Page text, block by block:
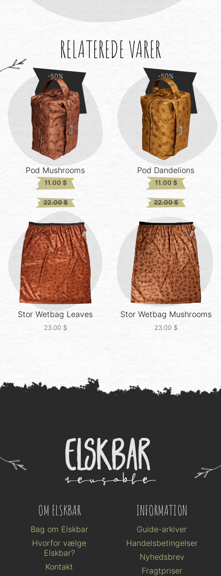
RELATEREDE VARER
-50%
Pod Mushrooms
Original
was:
22.00 $.
22.00$
is:
22.00 $.
11.00 $
-50%
Pod Dandelions
Original
was:
22.00 $.
22.00$
is:
22.00 $.
11.00 $
Stor Wetbag Leaves
23.00 $
Stor Wetbag Mushrooms
23.00 $
OM ELSKBAR
Bag om Elskbar
Hvorfor vælge
Elskbar?
Kontakt
INFORMATION
Guide-arkiver
Handelsbetingelser
Nyhedsbrev
Fragtpriser